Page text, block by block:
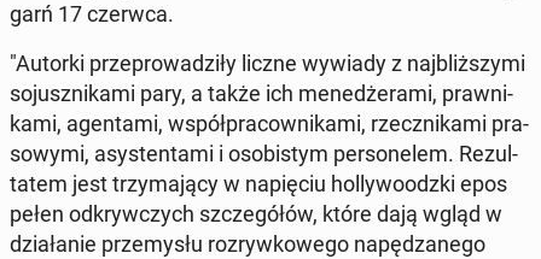
garń 17 czerwca.
"Autorki prze­pro­wa­dzi­ły liczne wywiady z naj­bliż­szy­mi
so­jusz­ni­ka­mi pary, a także ich me­ne­dże­ra­mi, praw­ni­
ka­mi, agen­ta­mi, współ­pra­cow­ni­ka­mi, rzecz­ni­ka­mi pra­
so­wy­mi, asy­sten­ta­mi i oso­bi­stym per­so­ne­lem. Re­zul­
ta­tem jest trzy­ma­ją­cy w na­pię­ciu hol­ly­wo­odz­ki epos
pełen od­kryw­czych szcze­gó­łów, które dają wgląd w
dzia­ła­nie prze­my­słu roz­ryw­ko­we­go na­pę­dza­ne­go